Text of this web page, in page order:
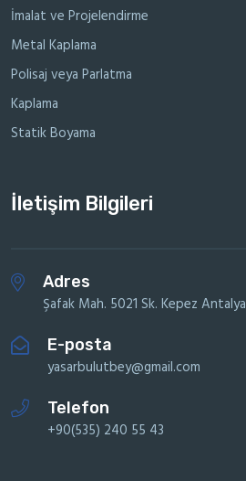
İmalat ve Projelendirme
Metal Kaplama
Polisaj veya Parlatma
Kaplama
Statik Boyama
İletişim Bilgileri
Adres
Şafak Mah. 5021 Sk. Kepez Antalya
E-posta
yasarbulutbey@gmail.com
Telefon
+90(535) 240 55 43